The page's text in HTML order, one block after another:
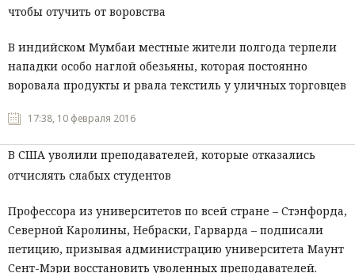
чтобы отучить от воровства
В индийском Мумбаи местные жители полгода терпели
нападки особо наглой обезьяны, которая постоянно
воровала продукты и рвала текстиль у уличных торговцев
17:38, 10 февраля 2016
В США уволили преподавателей, которые отказались
отчислять слабых студентов
Профессора из университетов по всей стране – Стэнфорда,
Северной Каролины, Небраски, Гарварда – подписали
петицию, призывая администрацию университета Маунт
Сент-Мэри восстановить уволенных преподавателей.